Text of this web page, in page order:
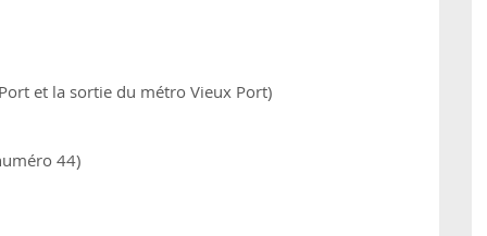
et la sortie du métro Vieux Port)
44)